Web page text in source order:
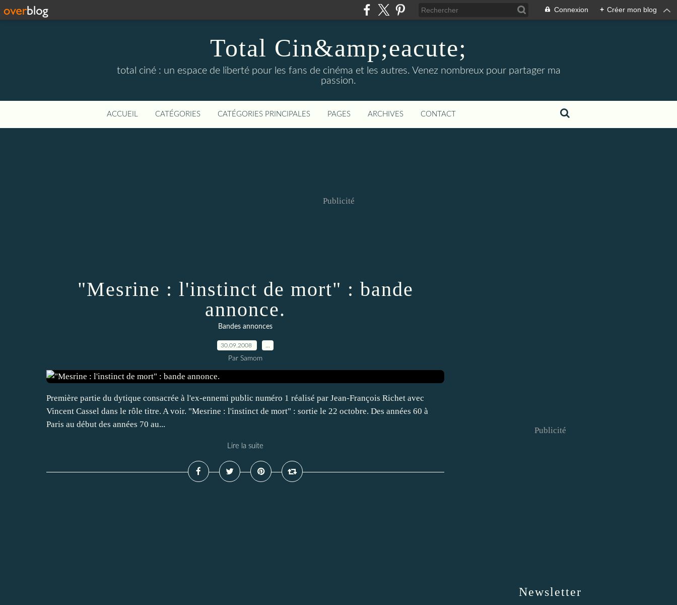
Connexion + Créer mon blog
Total Cin&amp;eacute;
total ciné : un espace de liberté pour les fans de cinéma et les autres. Venez nombreux pour partager ma
passion.
ACCUEIL CATÉGORIES CATÉGORIES PRINCIPALES PAGES ARCHIVES CONTACT
Publicité
"Mesrine : l'instinct de mort" : bande
annonce.
Bandes annonces
30.09.2008
Par Samom
Première partie du dytique consacrée à l'ex-ennemi public numéro 1 réalisé par Jean-François Richet avec
Vincent Cassel dans le rôle titre. A voir. "Mesrine : l'instinct de mort" : sortie le 22 octobre. Des années 60 à
Paris au début des années 70 au...
Lire la suite
Newsletter
Publicité